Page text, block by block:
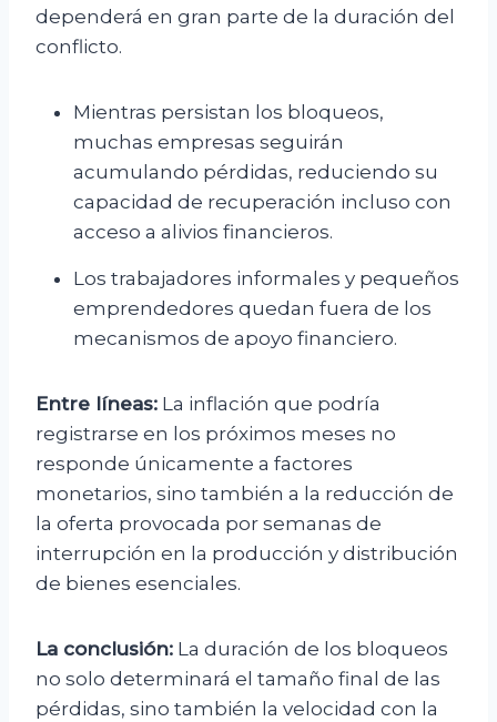
dependerá en gran parte de la duración del
conflicto.
Mientras persistan los bloqueos,
muchas empresas seguirán
acumulando pérdidas, reduciendo su
capacidad de recuperación incluso con
acceso a alivios financieros.
Los trabajadores informales y pequeños
emprendedores quedan fuera de los
mecanismos de apoyo financiero.
Entre líneas: La inflación que podría
registrarse en los próximos meses no
responde únicamente a factores
monetarios, sino también a la reducción de
la oferta provocada por semanas de
interrupción en la producción y distribución
de bienes esenciales.
La conclusión: La duración de los bloqueos
no solo determinará el tamaño final de las
pérdidas, sino también la velocidad con la